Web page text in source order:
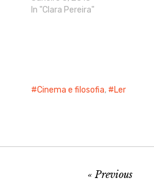
fazer um uso inteligente dos
In "Clara Pereira"
Cinema e filosofia, Ler
Previous